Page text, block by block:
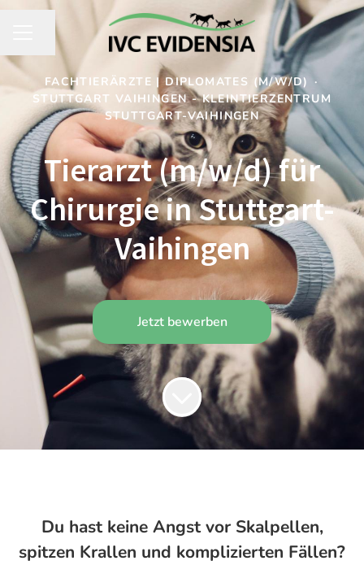
KARRIEREMENÜ
Seite teilen
FACHTIERÄRZTE | DIPLOMATES (M/W/D) ·
STUTTGART VAIHINGEN - KLEINTIERZENTRUM
STUTTGART-VAIHINGEN
Tierarzt (m/w/d) für
Chirurgie in Stuttgart-
Vaihingen
Jetzt bewerben
Du hast keine Angst vor Skalpellen,
spitzen Krallen und komplizierten Fällen?